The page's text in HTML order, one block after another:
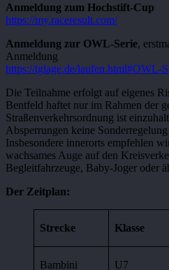
Anmeldung zum Hochstift-Cup
https://my.raceresult.com/
Anmeldung zur OWL-Serie,
Anmeldung
https://tglage.de/laufen.html#OWL-
Die Teilnahme erfolgt auf eigenes
Bentfeld haftet nur im Rahmen der
Straßenverkehrsordnung ist
Absperrungen keine
Insbesondere innerorts empfehlen
wachsames Auge auf den
Begleitfahrzeuge, Baby-Joger oder
Der Zeitplan:
Strecke Klasse
Bambini U7